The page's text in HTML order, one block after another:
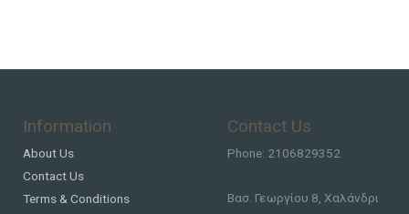
Information
About Us
Contact Us
Terms & Conditions
Contact Us
Phone: 2106829352
Βασ. Γεωργίου 8, Χαλάνδρι